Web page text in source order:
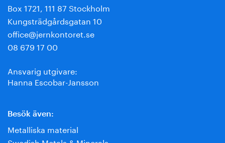
Box 1721, 111 87 Stockholm
Kungsträdgårdsgatan 10
office@jernkontoret.se
08 679 17 00
Ansvarig utgivare:
Hanna Escobar-Jansson
Besök även:
Metalliska material